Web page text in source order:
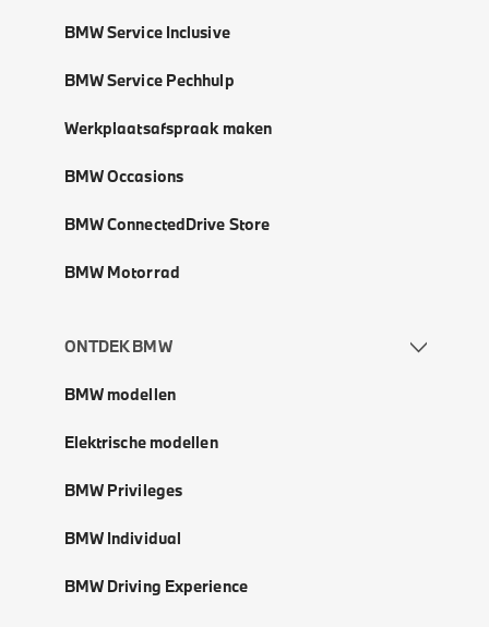
BMW Service Inclusive
BMW Service Pechhulp
Werkplaatsafspraak maken
BMW Occasions
BMW ConnectedDrive Store
BMW Motorrad
ONTDEK BMW
BMW modellen
Elektrische modellen
BMW Privileges
BMW Individual
BMW Driving Experience